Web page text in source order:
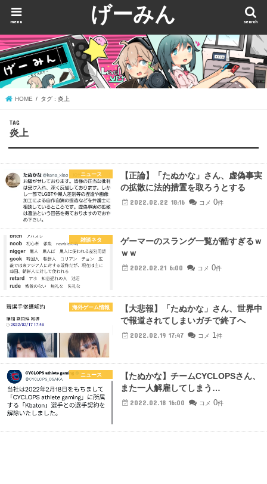
げーみん search
menu
HOME タグ : 炎上
TAG
炎上
ニュース
【正論】「たぬかな」さん、虚偽事実
の拡散に法的措置を取ろうとする
2022.02.22 18:16 コメ 0件
雑談ネタ
ゲーマーのスラング一覧が酷すぎるｗ
ｗｗ
2022.02.21 6:00 コメ 0件
海外ゲーム情報
【大悲報】「たぬかな」さん、世界中
で報道されてしまいガチで終了へ
2022.02.19 17:47 コメ 1件
ニュース
【たぬかな】チームCYCLOPSさん、
また一人解雇してしまう…
2022.02.18 16:00 コメ 0件